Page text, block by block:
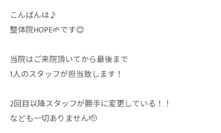
こんばんは♪
整体院HOPE🌱です😊
当院はご来院頂いてから最後まで
1人のスタッフが担当致します！
2回目以降スタッフが勝手に変更している！！
なども一切ありません🫡